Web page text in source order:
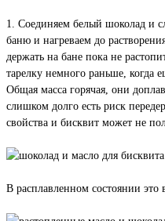
1. Соединяем белый шоколад и
баню и нагреваем до
держать на бане пока не
тарелку немного раньше, когда
Общая масса горячая, они
слишком долго есть риск
свойства и бисквит может не
В расплавленном состоянии это